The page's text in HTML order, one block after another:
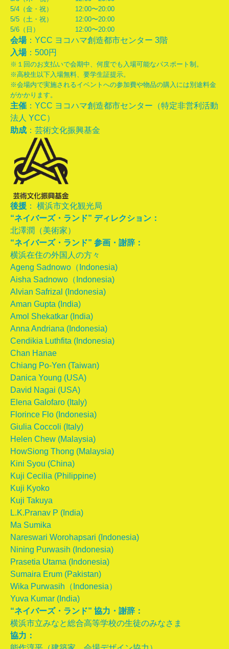
5/4（金・祝）
12:00〜20:00
5/5（土・祝）
12:00〜20:00
5/6（日）
12:00〜20:00
会場：YCC ヨコハマ創造都市センター 3階
入場：500円
※１回のお支払いで会期中、何度でも入場可能なパスポート制。
※高校生以下入場無料、要学生証提示。
※会場内で実施されるイベントへの参加費や物品の購入には別途料金
がかかります。
主催 ：YCC ヨコハマ創造都市センター（特定非営利活動
法人 YCC）
助成 ：芸術文化振興基金
後援 ： 横浜市文化観光局
“ネイバーズ・ランド” ディレクション：
北澤潤（美術家）
“ネイバーズ・ランド” 参画・謝辞：
横浜在住の外国人の方々
Ageng Sadnowo（Indonesia)
Aisha Sadnowo（Indonesia)
Alvian Safrizal (Indonesia)
Aman Gupta (India)
Amol Shekatkar (India)
Anna Andriana (Indonesia)
Cendikia Luthfita (Indonesia)
Chan Hanae
Chiang Po-Yen (Taiwan)
Danica Young (USA)
David Nagai (USA)
Elena Galofaro (Italy)
Florince Flo (Indonesia)
Giulia Coccoli (Italy)
Helen Chew (Malaysia)
HowSiong Thong (Malaysia)
Kini Syou (China)
Kuji Cecilia (Philippine)
Kuji Kyoko
Kuji Takuya
L.K.Pranav P (India)
Ma Sumika
Nareswari Worohapsari (Indonesia)
Nining Purwasih (Indonesia)
Prasetia Utama (Indonesia)
Sumaira Erum (Pakistan)
Wika Purwasih（Indonesia）
Yuva Kumar (India)
“ネイバーズ・ランド” 協力・謝辞：
横浜市立みなと総合高等学校の生徒のみなさま
協力：